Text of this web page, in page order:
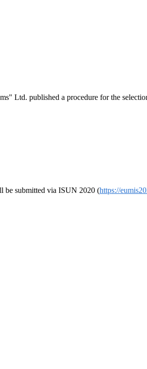
Ltd. published a procedure for the
be submitted via ISUN 2020 (https://